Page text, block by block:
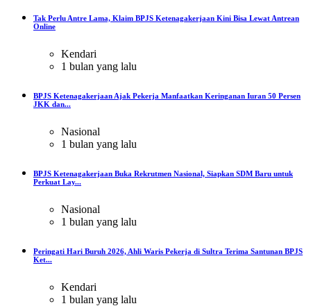
Tak Perlu Antre Lama, Klaim BPJS Ketenagakerjaan Kini Bisa Lewat Antrean
Online
Kendari
1 bulan yang lalu
BPJS Ketenagakerjaan Ajak Pekerja Manfaatkan Keringanan Iuran 50 Persen
JKK dan...
Nasional
1 bulan yang lalu
BPJS Ketenagakerjaan Buka Rekrutmen Nasional, Siapkan SDM Baru untuk
Perkuat Lay...
Nasional
1 bulan yang lalu
Peringati Hari Buruh 2026, Ahli Waris Pekerja di Sultra Terima Santunan BPJS
Ket...
Kendari
1 bulan yang lalu